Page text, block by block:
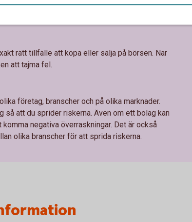
gått ner. Men om du har möjlighet att
rätt tillfälle att köpa eller sälja på börsen. När
att tajma fel.
företag, branscher och på olika marknader.
så att du sprider riskerna. Även om ett bolag kan
negativa överraskningar. Det är också
olika branscher för att sprida riskerna.